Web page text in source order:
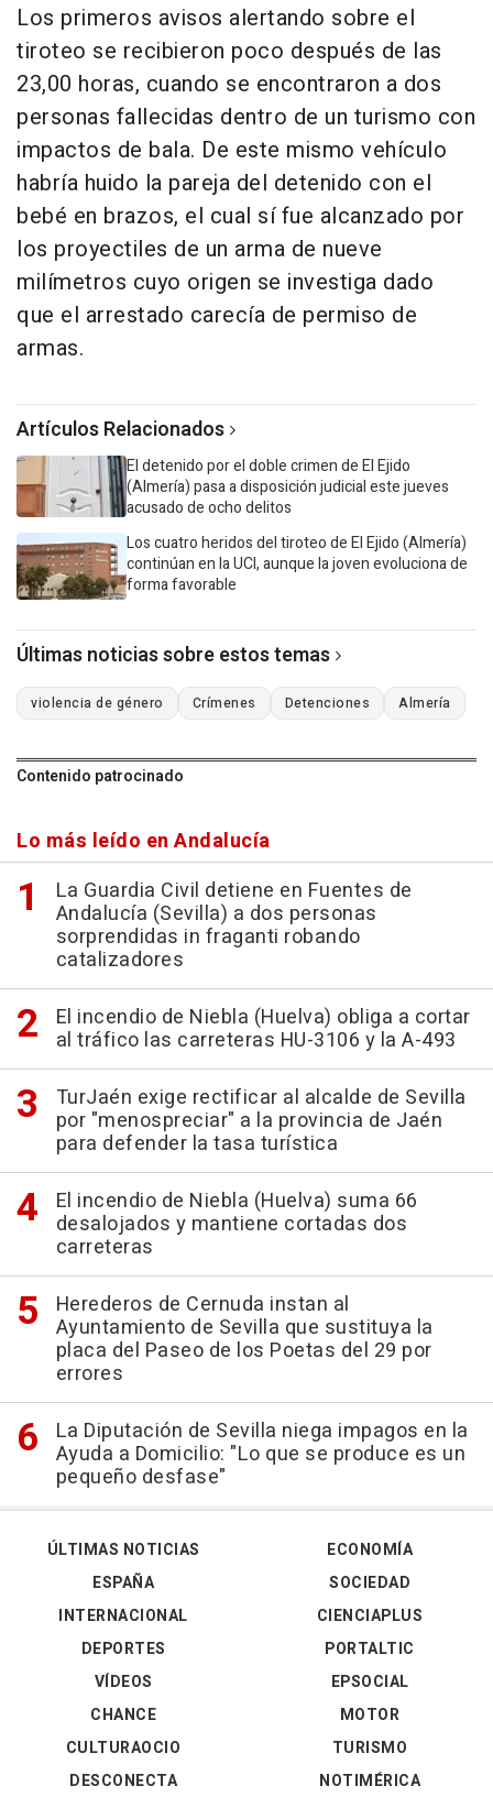
Los primeros avisos alertando sobre el
tiroteo se recibieron poco después de las
23,00 horas, cuando se encontraron a dos
personas fallecidas dentro de un turismo con
impactos de bala. De este mismo vehículo
habría huido la pareja del detenido con el
bebé en brazos, el cual sí fue alcanzado por
los proyectiles de un arma de nueve
milímetros cuyo origen se investiga dado
que el arrestado carecía de permiso de
armas.
Artículos Relacionados
El detenido por el doble crimen de El Ejido
(Almería) pasa a disposición judicial este jueves
acusado de ocho delitos
Los cuatro heridos del tiroteo de El Ejido (Almería)
continúan en la UCI, aunque la joven evoluciona de
forma favorable
Últimas noticias sobre estos temas
violencia de género Crímenes Detenciones Almería
Contenido patrocinado
Lo más leído en Andalucía
La Guardia Civil detiene en Fuentes de
Andalucía (Sevilla) a dos personas
sorprendidas in fraganti robando
catalizadores
El incendio de Niebla (Huelva) obliga a cortar
al tráfico las carreteras HU-3106 y la A-493
TurJaén exige rectificar al alcalde de Sevilla
por "menospreciar" a la provincia de Jaén
para defender la tasa turística
El incendio de Niebla (Huelva) suma 66
desalojados y mantiene cortadas dos
carreteras
Herederos de Cernuda instan al
Ayuntamiento de Sevilla que sustituya la
placa del Paseo de los Poetas del 29 por
errores
La Diputación de Sevilla niega impagos en la
Ayuda a Domicilio: "Lo que se produce es un
pequeño desfase"
ÚLTIMAS NOTICIAS
ESPAÑA
INTERNACIONAL
DEPORTES
VÍDEOS
ECONOMÍA
SOCIEDAD
CIENCIAPLUS
PORTALTIC
EPSOCIAL
CHANCE
CULTURAOCIO
DESCONECTA
MOTOR
TURISMO
NOTIMÉRICA